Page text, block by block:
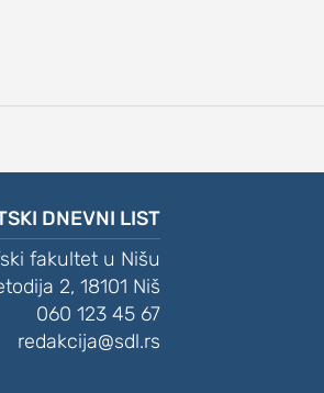
DNEVNI LIST
fakultet u Nišu
2, 18101 Niš
060 123 45 67
redakcija@sdl.rs